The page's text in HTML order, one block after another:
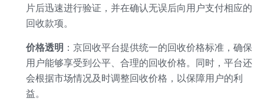
片后迅速进行验证，并在确认无误后向用户支付相应的
回收款项。
价格透明 ：京回收平台提供统一的回收价格标准，确保
用户能够享受到公平、合理的回收价格。同时，平台还
会根据市场情况及时调整回收价格，以保障用户的利
益。